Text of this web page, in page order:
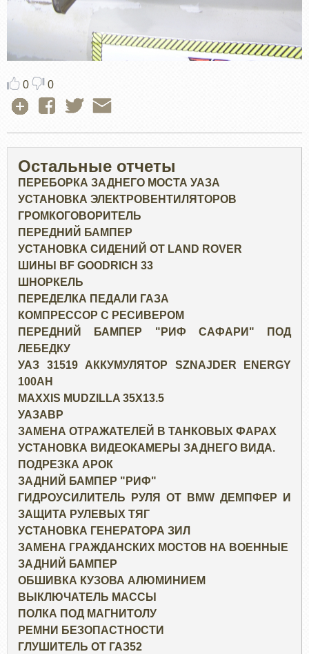
0 0
Остальные отчеты
ПЕРЕБОРКА ЗАДНЕГО МОСТА УАЗА
УСТАНОВКА ЭЛЕКТРОВЕНТИЛЯТОРОВ
ГРОМКОГОВОРИТЕЛЬ
ПЕРЕДНИЙ БАМПЕР
УСТАНОВКА СИДЕНИЙ ОТ LAND ROVER
ШИНЫ BF GOODRICH 33
ШНОРКЕЛЬ
ПЕРЕДЕЛКА ПЕДАЛИ ГАЗА
КОМПРЕССОР С РЕСИВЕРОМ
ПЕРЕДНИЙ БАМПЕР "РИФ САФАРИ" ПОД
ЛЕБЕДКУ
УАЗ 31519 АККУМУЛЯТОР SZNAJDER ENERGY
100AH
MAXXIS MUDZILLA 35X13.5
УАЗАВР
ЗАМЕНА ОТРАЖАТЕЛЕЙ В ТАНКОВЫХ ФАРАХ
УСТАНОВКА ВИДЕОКАМЕРЫ ЗАДНЕГО ВИДА.
ПОДРЕЗКА АРОК
ЗАДНИЙ БАМПЕР "РИФ"
ГИДРОУСИЛИТЕЛЬ РУЛЯ ОТ BMW ДЕМПФЕР И
ЗАЩИТА РУЛЕВЫХ ТЯГ
УСТАНОВКА ГЕНЕРАТОРА ЗИЛ
ЗАМЕНА ГРАЖДАНСКИХ МОСТОВ НА ВОЕННЫЕ
ЗАДНИЙ БАМПЕР
ОБШИВКА КУЗОВА АЛЮМИНИЕМ
ВЫКЛЮЧАТЕЛЬ МАССЫ
ПОЛКА ПОД МАГНИТОЛУ
РЕМНИ БЕЗОПАСТНОСТИ
ГЛУШИТЕЛЬ ОТ ГАЗ52